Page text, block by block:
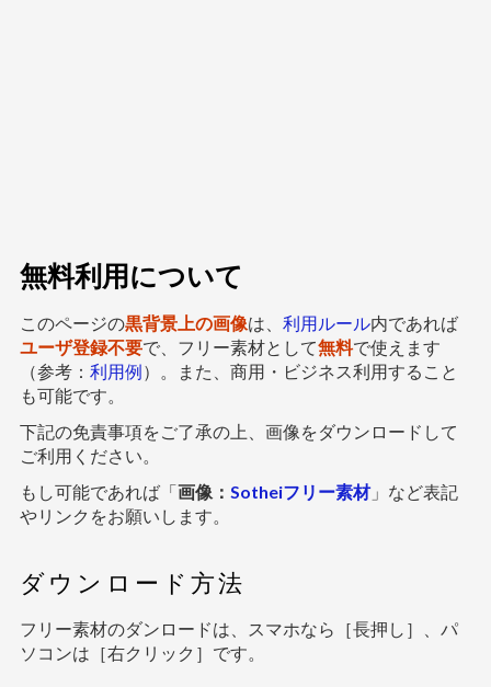
無料利用について
このページの黒背景上の画像は、 利用ルール内であれば
ユーザ登録不要で、フリー素材として無料で使えます
（参考： 利用例）。また、商用・ビジネス利用すること
も可能です。
下記の免責事項をご了承の上、画像をダウンロードして
ご利用ください。
もし可能であれば「画像： Sotheiフリー素材」など表記
やリンクをお願いします。
ダウンロード方法
フリー素材のダンロードは、スマホなら［長押し］、パ
ソコンは［右クリック］です。